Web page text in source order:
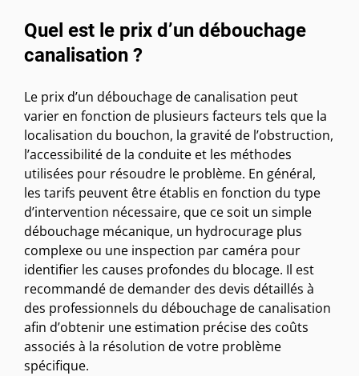
Quel est le prix d’un débouchage
canalisation ?
Le prix d’un débouchage de canalisation peut
varier en fonction de plusieurs facteurs tels que la
localisation du bouchon, la gravité de l’obstruction,
l’accessibilité de la conduite et les méthodes
utilisées pour résoudre le problème. En général,
les tarifs peuvent être établis en fonction du type
d’intervention nécessaire, que ce soit un simple
débouchage mécanique, un hydrocurage plus
complexe ou une inspection par caméra pour
identifier les causes profondes du blocage. Il est
recommandé de demander des devis détaillés à
des professionnels du débouchage de canalisation
afin d’obtenir une estimation précise des coûts
associés à la résolution de votre problème
spécifique.